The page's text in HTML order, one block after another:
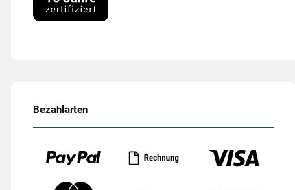
Bezahlarten